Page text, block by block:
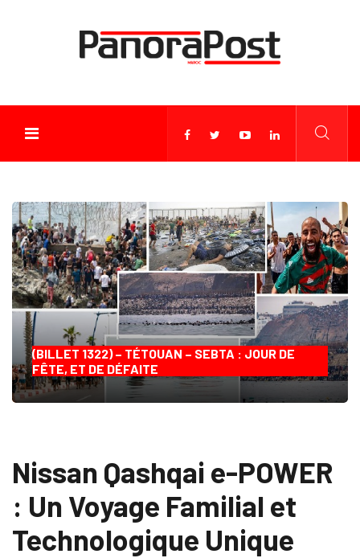
(BILLET 1322) – TÉTOUAN – SEBTA : JOUR DE
FÊTE, ET DE DÉFAITE
Nissan Qashqai e-POWER
: Un Voyage Familial et
Technologique Unique